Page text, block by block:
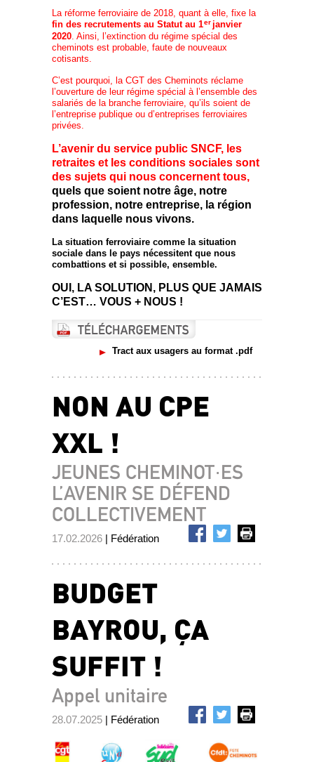
La réforme ferroviaire de 2018, quant à elle, fixe la
fin des recrutements au Statut au 1er janvier
2020 . Ainsi, l’extinction du régime spécial des
cheminots est probable, faute de nouveaux
cotisants.
C’est pourquoi, la CGT des Cheminots réclame
l’ouverture de leur régime spécial à l’ensemble des
salariés de la branche ferroviaire, qu’ils soient de
l’entreprise publique ou d’entreprises ferroviaires
privées.
L’avenir du service public SNCF, les
retraites et les conditions sociales sont
des sujets qui nous concernent tous,
quels que soient notre âge, notre
profession, notre entreprise, la région
dans laquelle nous vivons.
La situation ferroviaire comme la situation
sociale dans le pays nécessitent que nous
combattions et si possible, ensemble.
OUI, LA SOLUTION, PLUS QUE JAMAIS
C’EST… VOUS + NOUS !
Tract aux usagers au format .pdf
NON AU CPE
XXL !
JEUNES CHEMINOT·ES
L’AVENIR SE DÉFEND
COLLECTIVEMENT
17.02.2026 | Fédération
BUDGET
BAYROU, ÇA
SUFFIT !
Appel unitaire
28.07.2025 | Fédération